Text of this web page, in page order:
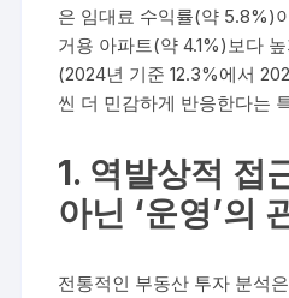
은 임대료 수익률(약 5.8%)
거용 아파트(약 4.1%)보다
(2024년 기준 12.3%에서
씬 더 민감하게 반응한다는
1. 역발상적 접
아닌 ‘운영’의
전통적인 부동산 투자 분석